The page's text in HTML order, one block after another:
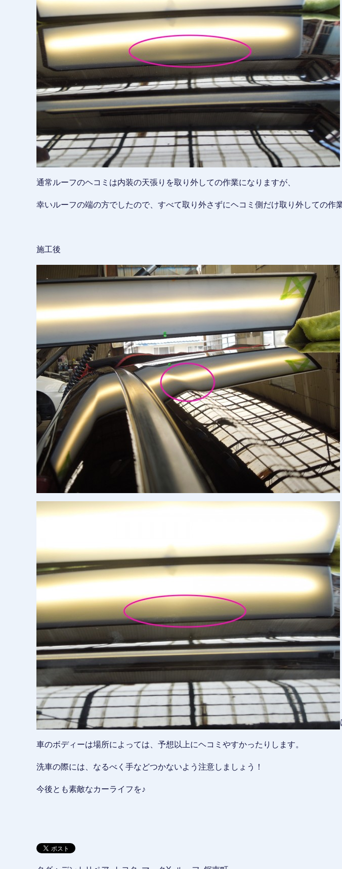
通常ルーフのヘコミは内装の天張りを取り外しての作業になりますが、
幸いルーフの端の方でしたので、すべて取り外さずにヘコミ側だけ取り外しての作
施工後
車のボディーは場所によっては、予想以上にヘコミやすかったりします。
洗車の際には、なるべく手などつかないよう注意しましょう！
今後とも素敵なカーライフを♪